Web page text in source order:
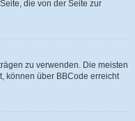
die von der Seite zur
zu verwenden. Die meisten
können über BBCode erreicht